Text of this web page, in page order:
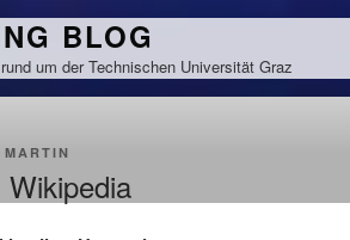
BLOG
um der Technischen Universität Graz
MARTIN